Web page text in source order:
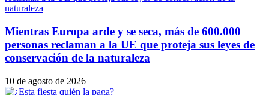
Mientras Europa arde y se seca, más de 600.000
personas reclaman a la UE que proteja sus leyes de
conservación de la naturaleza
10 de agosto de 2026